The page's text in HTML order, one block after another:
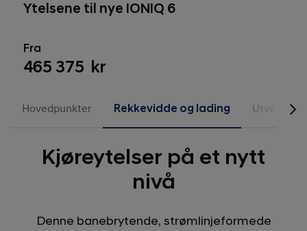
Ytelsene til nye IONIQ 6
Fra
465 375 kr
Hovedpunkter Rekkevidde og lading Utvendig
Kjøreytelser på et nytt
nivå
Denne banebrytende, strømlinjeformede